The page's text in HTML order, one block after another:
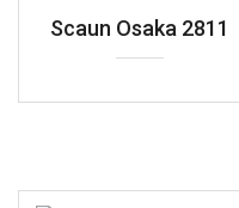
Scaun Osaka 2811